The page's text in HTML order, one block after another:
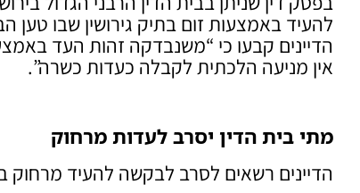
להעיד באמצעות זום בתיק גירושין שבו טען
הדיינים קבעו כי “משנבדקה זהות העד
אין מניעה הלכתית לקבלה כעדות כשרה”.
מתי בית הדין יסרב לעדות מרחוק
הדיינים רשאים לסרב לבקשה להעיד